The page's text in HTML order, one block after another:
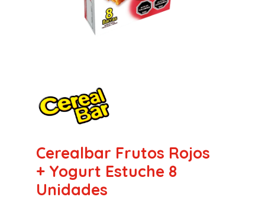
Cerealbar Frutos Rojos
+ Yogurt Estuche 8
Unidades